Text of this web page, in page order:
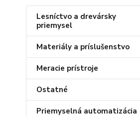
Lesníctvo a drevársky
priemysel
Materiály a príslušenstvo
Meracie prístroje
Ostatné
Priemyselná automatizácia